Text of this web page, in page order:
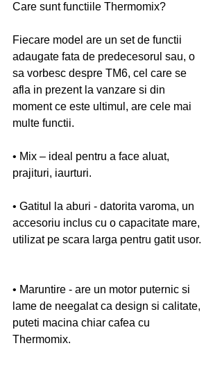
Care sunt functiile Thermomix?
Fiecare model are un set de functii
adaugate fata de predecesorul sau, o
sa vorbesc despre TM6, cel care se
afla in prezent la vanzare si din
moment ce este ultimul, are cele mai
multe functii.
• Mix – ideal pentru a face aluat,
prajituri, iaurturi.
• Gatitul la aburi - datorita varoma, un
accesoriu inclus cu o capacitate mare,
utilizat pe scara larga pentru gatit usor.
• Maruntire - are un motor puternic si
lame de neegalat ca design si calitate,
puteti macina chiar cafea cu
Thermomix.